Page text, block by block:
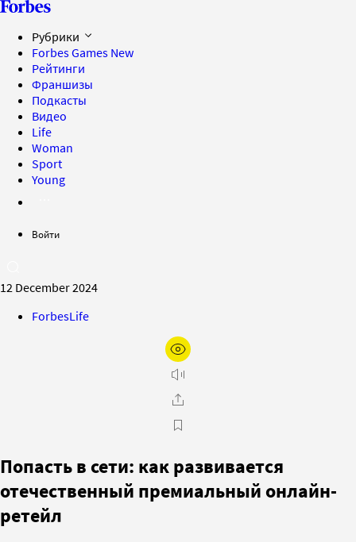
Рубрики
Forbes Games New
Рейтинги
Франшизы
Подкасты
Видео
Life
Woman
Sport
Young
Войти
12 December 2024
ForbesLife
Попасть в сети: как развивается
отечественный премиальный онлайн-
ретейл